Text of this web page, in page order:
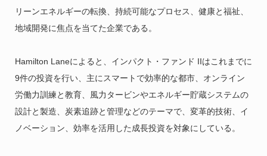
リーンエネルギーの転換、持続可能なプロセス、健康と福祉、
地域開発に焦点を当てた企業である。
Hamilton Laneによると、インパクト・ファンド IIはこれまでに
9件の投資を行い、主にスマートで効率的な都市、オンライン
労働力訓練と教育、風力タービンやエネルギー貯蔵システムの
設計と製造、炭素追跡と管理などのテーマで、変革的技術、イ
ノベーション、効率を活用した成長投資を対象にしている。